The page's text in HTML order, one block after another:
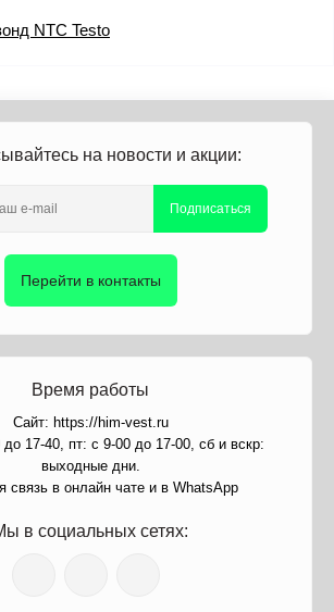
NTC Testo
на новости и акции:
Подписаться
Перейти в контакты
Время работы
Сайт: https://him-vest.ru
до 17-40, пт: с 9-00 до 17-00, сб и вскр:
выходные дни.
связь в онлайн чате и в WhatsApp
в социальных сетях: